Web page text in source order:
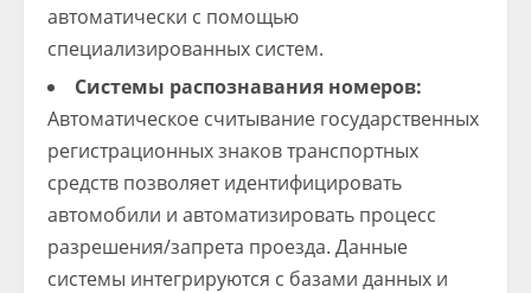
автоматически с помощью
специализированных систем.
Системы распознавания номеров:
Автоматическое считывание государственных
регистрационных знаков транспортных
средств позволяет идентифицировать
автомобили и автоматизировать процесс
разрешения/запрета проезда. Данные
системы интегрируются с базами данных и